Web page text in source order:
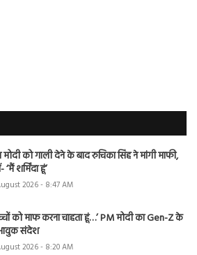
मोदी को गाली देने के बाद रुचिका सिंह ने मांगी माफी,
‘मैं शर्मिंदा हूं’
2026 - 8:47 AM
को माफ करना चाहता हूं…’ PM मोदी का Gen-Z के
संदेश
2026 - 8:20 AM